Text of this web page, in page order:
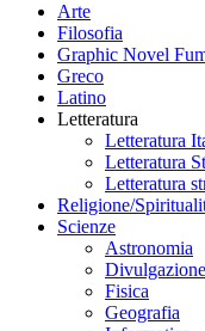
Arte
Filosofia
Graphic Novel
Greco
Latino
Letteratura
Letteratura
Letteratura
Letteratura
Religione/
Scienze
Astronomia
Fisica
Geografia